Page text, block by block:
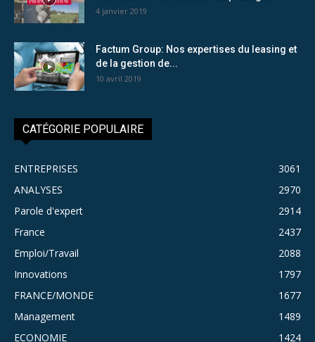
4 janvier 2019
Factum Group: Nos expertises du leasing et
de la gestion de...
10 avril 2019
CATÉGORIE POPULAIRE
ENTREPRISES
3061
ANALYSES
2970
Parole d'expert
2914
France
2437
Emploi/Travail
2088
Innovations
1797
FRANCE/MONDE
1677
Management
1489
ECONOMIE
1424